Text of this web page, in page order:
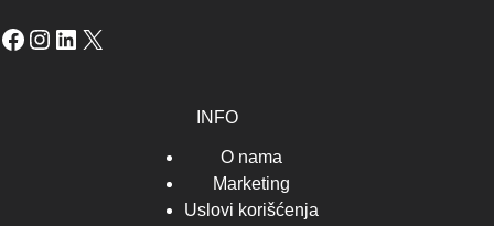
Facebook
Instagram
LinkedIn
X
INFO
O nama
Marketing
Uslovi korišćenja